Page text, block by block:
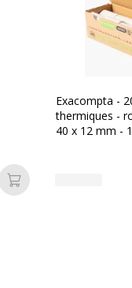
Ajouter au panier
Exacompta -
thermiques -
40 x 12 mm -